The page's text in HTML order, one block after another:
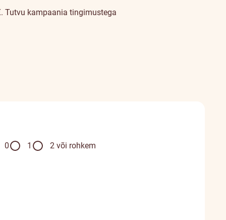
Tutvu kampaania tingimustega
0 1
2 või rohkem